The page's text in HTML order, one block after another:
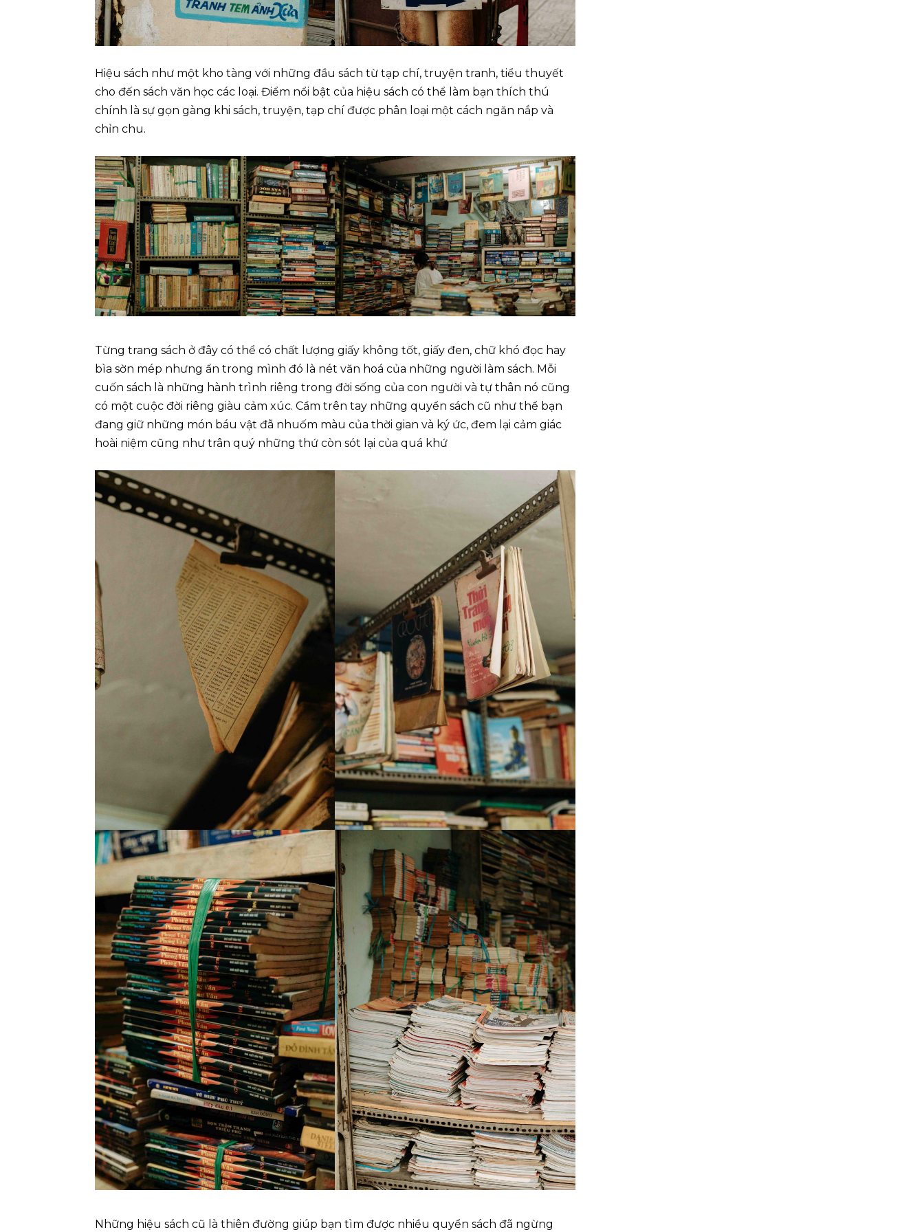
Hiệu sách như một kho tàng với những đầu sách từ tạp chí, truyện tranh, tiểu thuyết
cho đến sách văn học các loại. Điểm nổi bật của hiệu sách có thể làm bạn thích thú
chính là sự gọn gàng khi sách, truyện, tạp chí được phân loại một cách ngăn nắp và
chỉn chu.
Từng trang sách ở đây có thể có chất lượng giấy không tốt, giấy đen, chữ khó đọc hay
bìa sờn mép nhưng ẩn trong mình đó là nét văn hoá của những người làm sách. Mỗi
cuốn sách là những hành trình riêng trong đời sống của con người và tự thân nó cũng
có một cuộc đời riêng giàu cảm xúc. Cầm trên tay những quyển sách cũ như thể bạn
đang giữ những món báu vật đã nhuốm màu của thời gian và ký ức, đem lại cảm giác
hoài niệm cũng như trân quý những thứ còn sót lại của quá khứ
Những hiệu sách cũ là thiên đường giúp bạn tìm được nhiều quyển sách đã ngừng